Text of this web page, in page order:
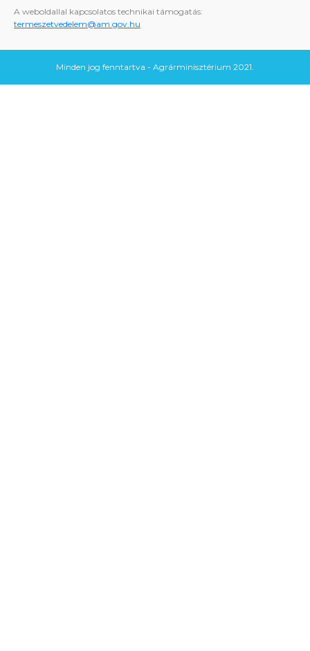
A weboldallal kapcsolatos technikai támogatás:
termeszetvedelem@am.gov.hu
Minden jog fenntartva - Agrárminisztérium 2021.